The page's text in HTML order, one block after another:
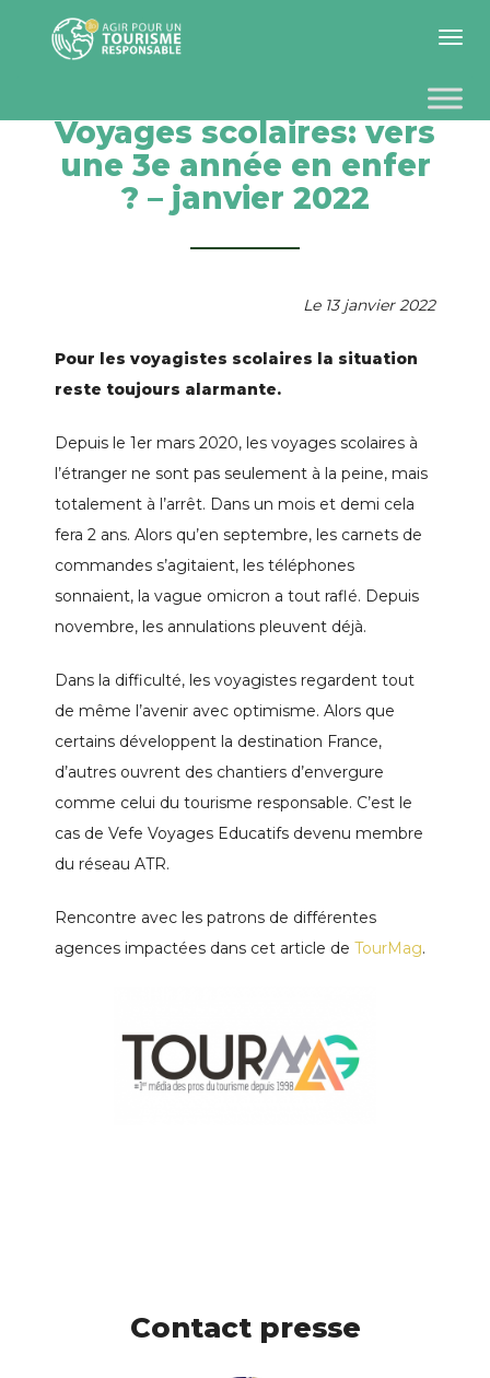
Toggle
Voyages scolaires: vers
une 3e année en enfer
? – janvier 2022
Le 13 janvier 2022
Pour les voyagistes scolaires la situation
reste toujours alarmante.
Depuis le 1er mars 2020, les voyages scolaires à
l’étranger ne sont pas seulement à la peine, mais
totalement à l’arrêt. Dans un mois et demi cela
fera 2 ans. Alors qu’en septembre, les carnets de
commandes s’agitaient, les téléphones
sonnaient, la vague omicron a tout raflé. Depuis
novembre, les annulations pleuvent déjà.
Dans la difficulté, les voyagistes regardent tout
de même l’avenir avec optimisme. Alors que
certains développent la destination France,
d’autres ouvrent des chantiers d’envergure
comme celui du tourisme responsable. C’est le
cas de Vefe Voyages Educatifs devenu membre
du réseau ATR.
Rencontre avec les patrons de différentes
agences impactées dans cet article de TourMag.
Contact presse